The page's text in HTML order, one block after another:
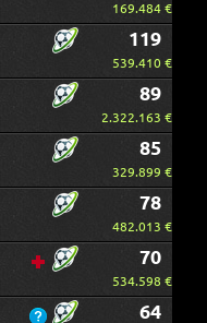
169.484 €
119
539.410 €
89
2.322.163 €
85
329.899 €
78
482.013 €
70
534.598 €
64